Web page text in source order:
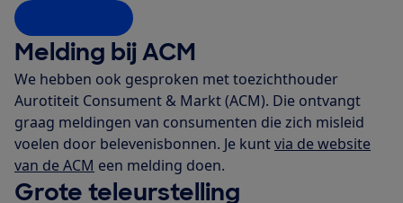
Melding bij ACM
We hebben ook gesproken met toezichthouder
Aurotiteit Consument & Markt (ACM). Die ontvangt
graag meldingen van consumenten die zich misleid
voelen door belevenisbonnen. Je kuntvia de website
van de ACM een melding doen.
Grote teleurstelling